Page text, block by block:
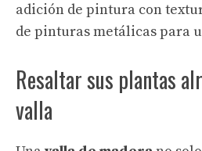
adición de pintura con
de pinturas metálicas para
Resaltar sus plantas
valla